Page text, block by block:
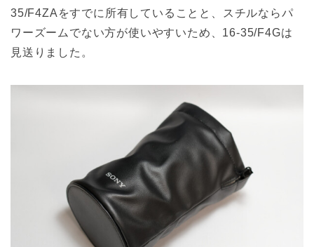
35/F4ZAをすでに所有していることと、スチルならパ
ワーズームでない方が使いやすいため、16-35/F4Gは
見送りました。